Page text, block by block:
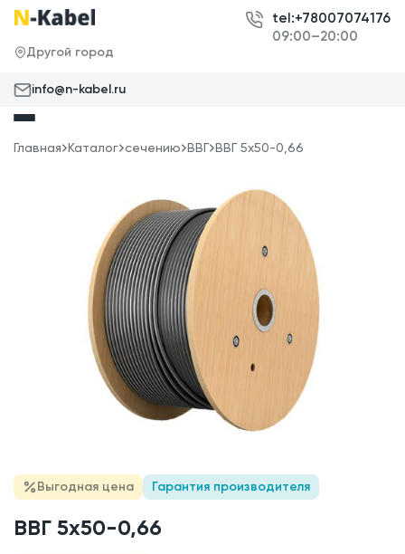
Другой город
tel:+78007074176
09:00–20:00
info@n-kabel.ru
Главная Каталог сечению ВВГ ВВГ 5x50-0,66
Выгодная цена Гарантия производителя
ВВГ 5x50-0,66